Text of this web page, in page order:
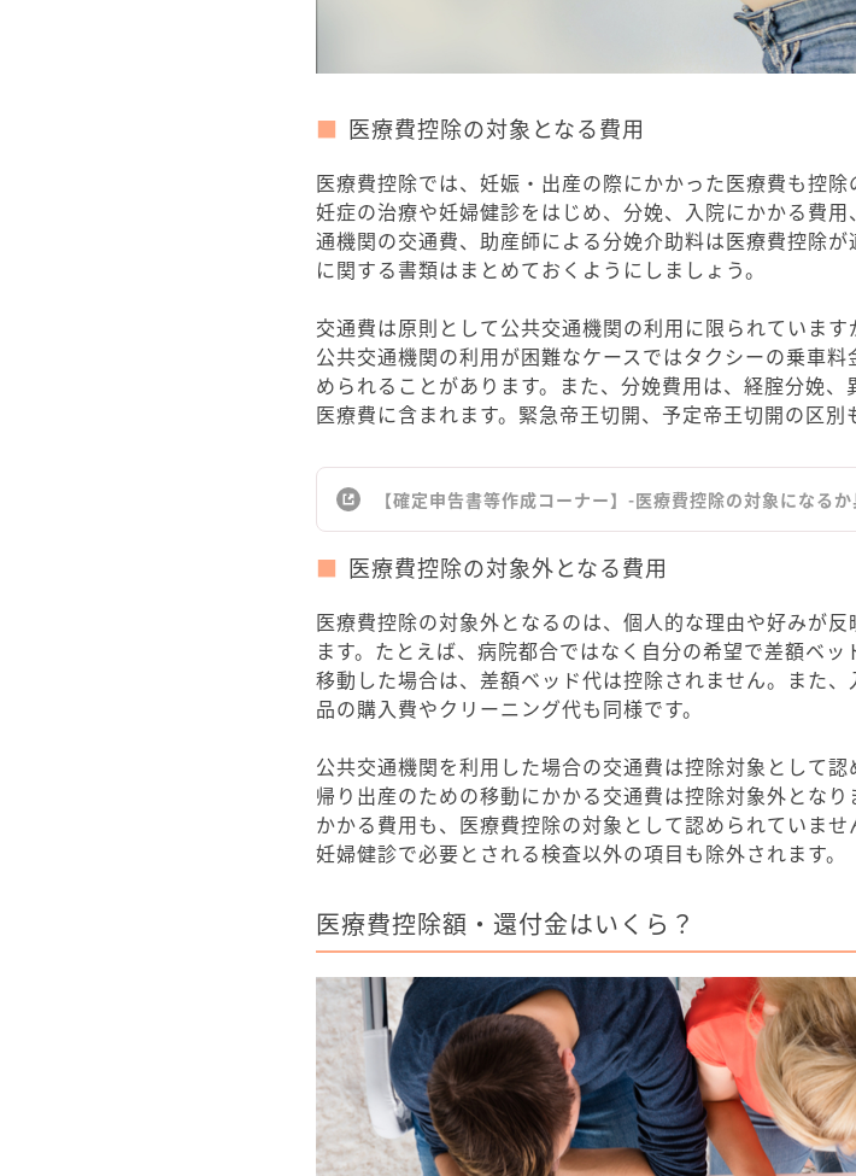
医療費控除の対象となる費用
医療費控除では、妊娠・出産の際にかかった医療費も控除
妊症の治療や妊婦健診をはじめ、分娩、入院にかかる費
通機関の交通費、助産師による分娩介助料は医療費控除
に関する書類はまとめておくようにしましょう。
交通費は原則として公共交通機関の利用に限られていま
公共交通機関の利用が困難なケースではタクシーの乗車
められることがあります。また、分娩費用は、経腟分娩、
医療費に含まれます。緊急帝王切開、予定帝王切開の区別
【確定申告書等作成コーナー】-医療費控除の対象になる
医療費控除の対象外となる費用
医療費控除の対象外となるのは、個人的な理由や好みが反
ます。たとえば、病院都合ではなく自分の希望で差額ベッ
移動した場合は、差額ベッド代は控除されません。また
品の購入費やクリーニング代も同様です。
公共交通機関を利用した場合の交通費は控除対象として
帰り出産のための移動にかかる交通費は控除対象外となり
かかる費用も、医療費控除の対象として認められていませ
妊婦健診で必要とされる検査以外の項目も除外されます。
医療費控除額・還付金はいくら？